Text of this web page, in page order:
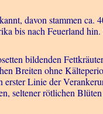
davon stammen ca.
bis nach Feuerland
bildenden
Breiten ohne
erster Linie der
seltener rötlichen